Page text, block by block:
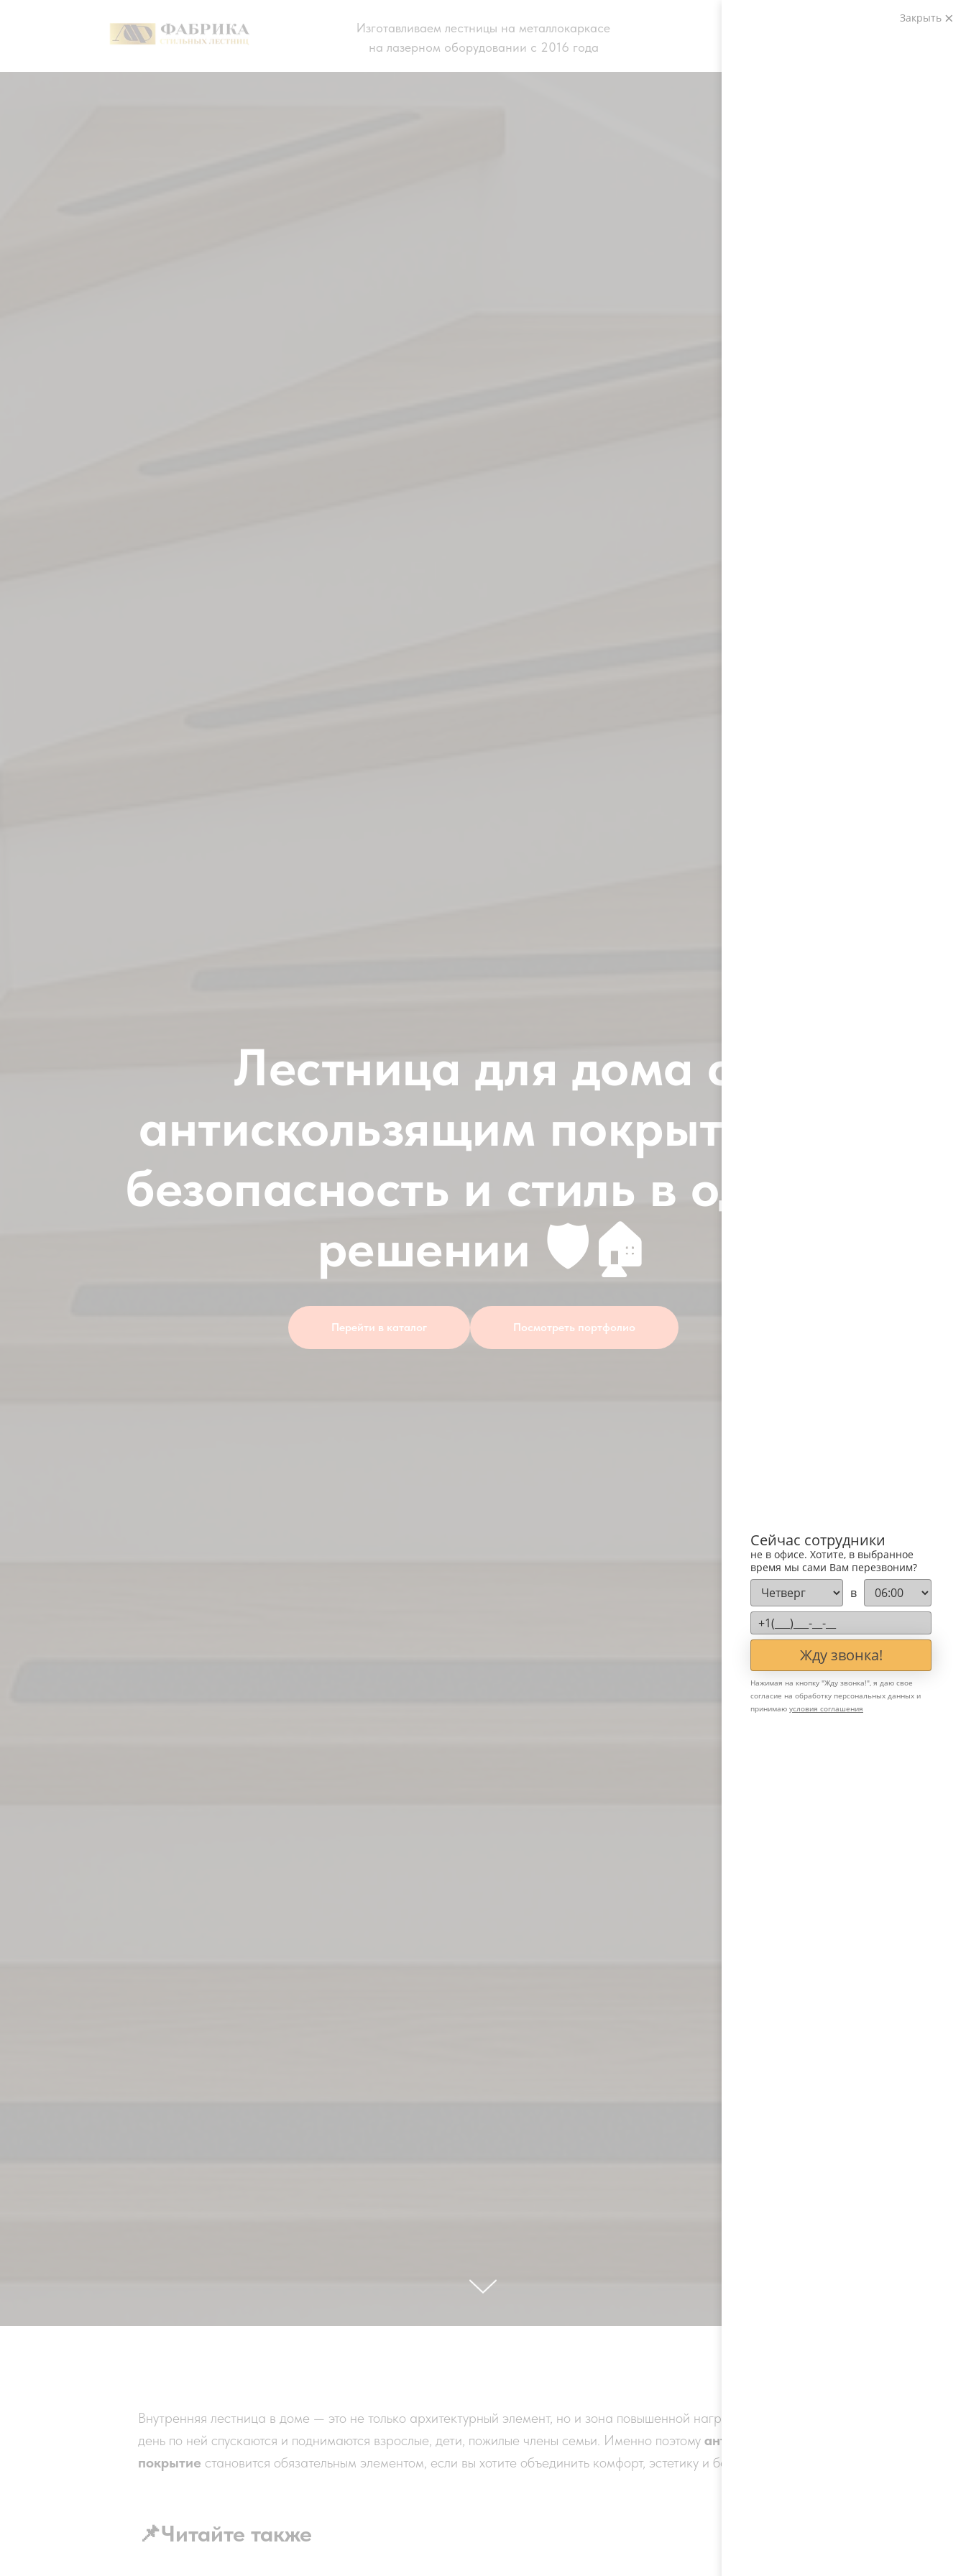
Изготавливаем лестницы на металлокаркасе
на лазерном оборудовании с 2016 года
Лестница для дома с
антискользящим покрытием:
безопасность и стиль в одном
решении 🛡🏠
Перейти в каталог Посмотреть портфолио
Внутренняя лестница в доме — это не только архитектурный элемент, но и зона повышенной нагрузки. Каждый
день по ней спускаются и поднимаются взрослые, дети, пожилые члены семьи. Именно поэтому антискользящее
покрытие становится обязательным элементом, если вы хотите объединить комфорт, эстетику и безопасность.
📌Читайте также
Закрыть
Сейчас сотрудники
не в офисе. Хотите, в выбранное
время мы сами Вам перезвоним?
в
Жду звонка!
Нажимая на кнопку "Жду звонка!", я даю свое
согласие на обработку персональных данных и
принимаю условия соглашения